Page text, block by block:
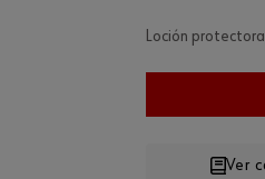
Loción
Ver